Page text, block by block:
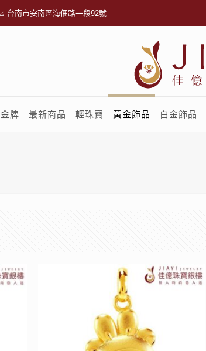
台南市安南區海佃路一段92號
牌 最新商品 輕珠寶 黃金飾品 白金飾品